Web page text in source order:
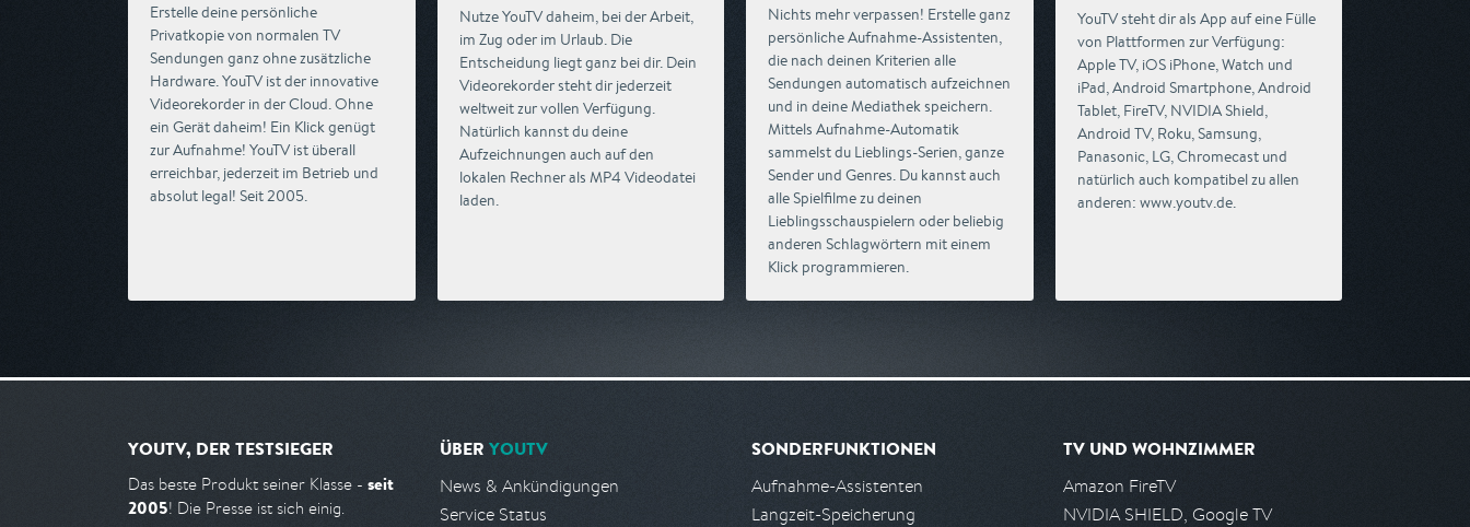
Erstelle deine persönliche
Privatkopie von normalen TV
Sendungen ganz ohne zusätzliche
Hardware. YouTV ist der innovative
Videorekorder in der Cloud. Ohne
ein Gerät daheim! Ein Klick genügt
zur Aufnahme! YouTV ist überall
erreichbar, jederzeit im Betrieb und
absolut legal! Seit 2005.
Nutze YouTV daheim, bei der Arbeit,
im Zug oder im Urlaub. Die
Entscheidung liegt ganz bei dir. Dein
Videorekorder steht dir jederzeit
weltweit zur vollen Verfügung.
Natürlich kannst du deine
Aufzeichnungen auch auf den
lokalen Rechner als MP4 Videodatei
laden.
Nichts mehr verpassen! Erstelle ganz
persönliche Aufnahme-Assistenten,
die nach deinen Kriterien alle
Sendungen automatisch aufzeichnen
und in deine Mediathek speichern.
Mittels Aufnahme-Automatik
sammelst du Lieblings-Serien, ganze
Sender und Genres. Du kannst auch
alle Spielfilme zu deinen
Lieblingsschauspielern oder beliebig
anderen Schlagwörtern mit einem
Klick programmieren.
YouTV steht dir als App auf eine Fülle
von Plattformen zur Verfügung:
Apple TV, iOS iPhone, Watch und
iPad, Android Smartphone, Android
Tablet, FireTV, NVIDIA Shield,
Android TV, Roku, Samsung,
Panasonic, LG, Chromecast und
natürlich auch kompatibel zu allen
anderen: www.youtv.de.
YOUTV, DER TESTSIEGER
Das beste Produkt seiner Klasse - seit
2005! Die Presse ist sich einig.
ÜBER YOUTV
News & Ankündigungen
Service Status
SONDERFUNKTIONEN
Aufnahme-Assistenten
Langzeit-Speicherung
TV UND WOHNZIMMER
Amazon FireTV
NVIDIA SHIELD, Google TV